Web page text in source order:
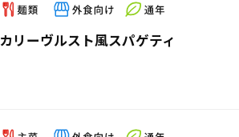
カリーヴルスト風スパゲティ